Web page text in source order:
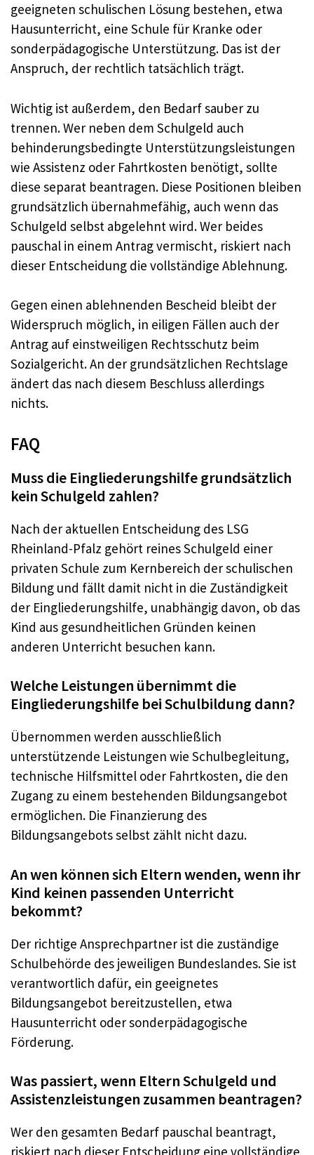
geeigneten schulischen Lösung bestehen, etwa
Hausunterricht, eine Schule für Kranke oder
sonderpädagogische Unterstützung. Das ist der
Anspruch, der rechtlich tatsächlich trägt.
Wichtig ist außerdem, den Bedarf sauber zu
trennen. Wer neben dem Schulgeld auch
behinderungsbedingte Unterstützungsleistungen
wie Assistenz oder Fahrtkosten benötigt, sollte
diese separat beantragen. Diese Positionen bleiben
grundsätzlich übernahmefähig, auch wenn das
Schulgeld selbst abgelehnt wird. Wer beides
pauschal in einem Antrag vermischt, riskiert nach
dieser Entscheidung die vollständige Ablehnung.
Gegen einen ablehnenden Bescheid bleibt der
Widerspruch möglich, in eiligen Fällen auch der
Antrag auf einstweiligen Rechtsschutz beim
Sozialgericht. An der grundsätzlichen Rechtslage
ändert das nach diesem Beschluss allerdings
nichts.
FAQ
Muss die Eingliederungshilfe grundsätzlich
kein Schulgeld zahlen?
Nach der aktuellen Entscheidung des LSG
Rheinland-Pfalz gehört reines Schulgeld einer
privaten Schule zum Kernbereich der schulischen
Bildung und fällt damit nicht in die Zuständigkeit
der Eingliederungshilfe, unabhängig davon, ob das
Kind aus gesundheitlichen Gründen keinen
anderen Unterricht besuchen kann.
Welche Leistungen übernimmt die
Eingliederungshilfe bei Schulbildung dann?
Übernommen werden ausschließlich
unterstützende Leistungen wie Schulbegleitung,
technische Hilfsmittel oder Fahrtkosten, die den
Zugang zu einem bestehenden Bildungsangebot
ermöglichen. Die Finanzierung des
Bildungsangebots selbst zählt nicht dazu.
An wen können sich Eltern wenden, wenn ihr
Kind keinen passenden Unterricht
bekommt?
Der richtige Ansprechpartner ist die zuständige
Schulbehörde des jeweiligen Bundeslandes. Sie ist
verantwortlich dafür, ein geeignetes
Bildungsangebot bereitzustellen, etwa
Hausunterricht oder sonderpädagogische
Förderung.
Was passiert, wenn Eltern Schulgeld und
Assistenzleistungen zusammen beantragen?
Wer den gesamten Bedarf pauschal beantragt,
riskiert nach dieser Entscheidung eine vollständige